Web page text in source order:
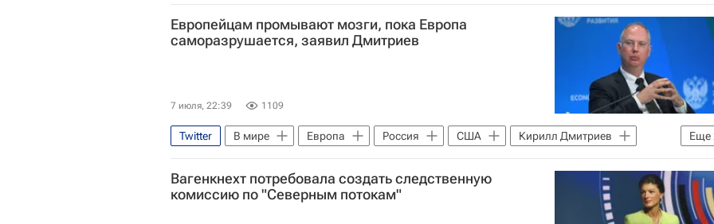
Европейцам промывают мозги, пока Европа
саморазрушается, заявил Дмитриев
7 июля, 22:39 1109
Еще
Twitter В мире Европа Россия США
Кирилл Дмитриев
Дональд Трамп
Российский фонд прямых инвестиций
Вагенкнехт потребовала создать следственную
комиссию по "Северным потокам"